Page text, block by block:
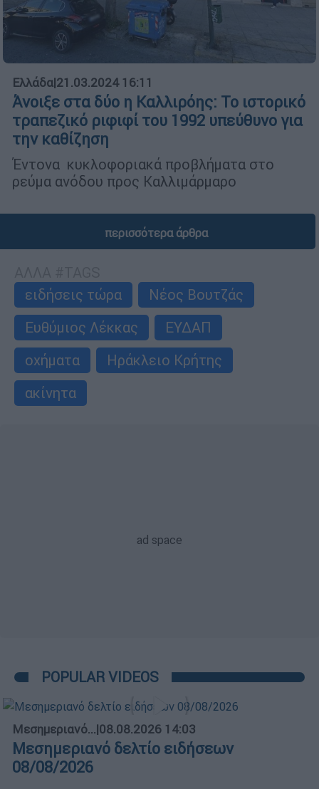
Ελλάδα|21.03.2024 16:11
Άνοιξε στα δύο η Καλλιρόης: Το ιστορικό
τραπεζικό ριφιφί του 1992 υπεύθυνο για
την καθίζηση
Έντονα κυκλοφοριακά προβλήματα στο
ρεύμα ανόδου προς Καλλιμάρμαρο
περισσότερα άρθρα
ειδήσεις τώρα
Νέος Βουτζάς
Ευθύμιος Λέκκας
ΕΥΔΑΠ
οχήματα
Ηράκλειο Κρήτης
ακίνητα
POPULAR VIDEOS
Μεσημεριανό...|08.08.2026 14:03
Μεσημεριανό δελτίο ειδήσεων
08/08/2026